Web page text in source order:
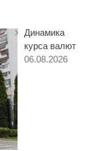
Динамика
курса валют
06.08.2026